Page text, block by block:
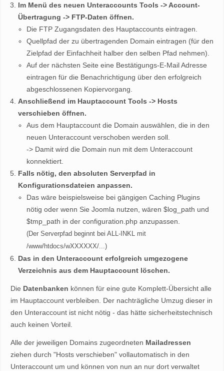
Im Menü des neuen Unteraccounts Tools -> Account-
Übertragung -> FTP-Daten öffnen.
Die FTP Zugangsdaten des Hauptaccounts eintragen.
Quellpfad der zu übertragenden Domain eintragen (für den
Zielpfad der Einfachheit halber den selben Pfad nehmen).
Auf der nächsten Seite eine Bestätigungs-E-Mail Adresse
eintragen für die Benachrichtigung über den erfolgreich
abgeschlossenen Kopiervorgang.
Anschließend im Hauptaccount Tools -> Hosts
verschieben öffnen.
Aus dem Hauptaccount die Domain auswählen, die in den
neuen Unteraccount verschoben werden soll.
-> Damit wird die Domain nun mit dem Unteraccount
konnektiert.
Falls nötig, den absoluten Serverpfad in
Konfigurationsdateien anpassen.
Das wäre beispielsweise bei gängigen Caching Plugins
nötig oder wenn Sie Joomla nutzen, wären $log_path und
$tmp_path in der configuration.php anzupassen.
(Der Serverpfad beginnt bei ALL-INKL mit
/www/htdocs/wXXXXXX/...)
Das in den Unteraccount erfolgreich umgezogene
Verzeichnis aus dem Hauptaccount löschen.
Die Datenbanken können für eine gute Komplett-Übersicht alle
im Hauptaccount verbleiben. Der nachträgliche Umzug dieser in
den Unteraccount ist nicht nötig - das hätte sicherheitstechnisch
auch keinen Vorteil.
Alle der jeweiligen Domains zugeordneten Mailadressen
ziehen durch "Hosts verschieben" vollautomatisch in den
Unteraccount um und können von nun an nur dort verwaltet